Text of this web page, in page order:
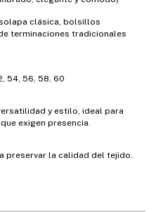
clásica, bolsillos
terminaciones tradicionales
54, 56, 58, 60
y estilo, ideal para
exigen presencia.
preservar la calidad del tejido.